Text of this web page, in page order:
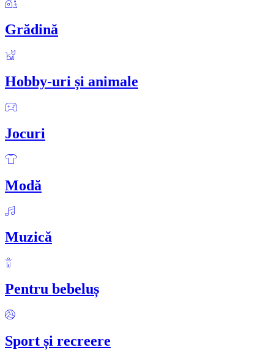
Grădină
Hobby-uri și animale
Jocuri
Modă
Muzică
Pentru bebeluș
Sport și recreere